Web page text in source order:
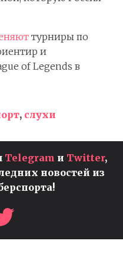
турниры по
и
of Legends в
, слухи
Telegram и Twitter,
новостей из